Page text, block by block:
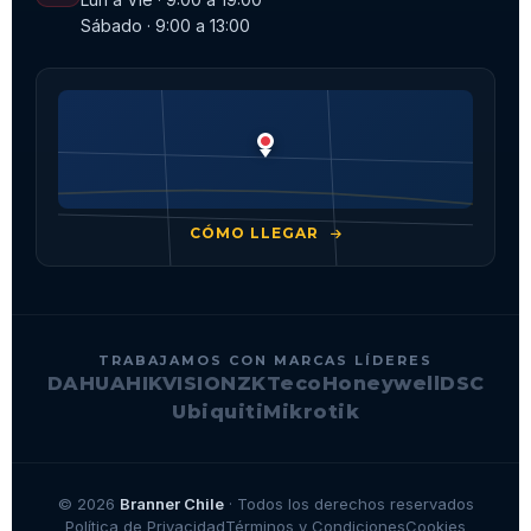
Sábado · 9:00 a 13:00
CÓMO LLEGAR
TRABAJAMOS CON MARCAS LÍDERES
DAHUAHIKVISIONZKTecoHoneywellDSC
UbiquitiMikrotik
© 2026 Branner Chile· Todos los derechos reservados
Política de PrivacidadTérminos y CondicionesCookies